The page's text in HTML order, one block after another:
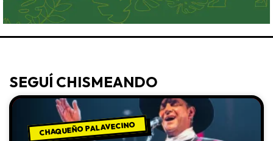
SEGUÍ CHISMEANDO
CHAQUEÑO PALAVECINO